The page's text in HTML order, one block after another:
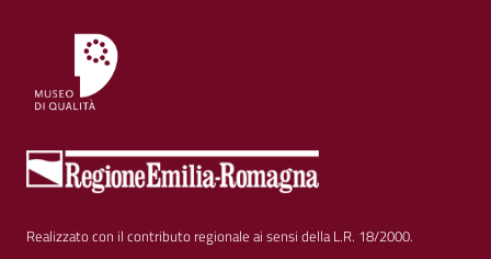
Realizzato con il contributo regionale ai sensi della L.R. 18/2000.